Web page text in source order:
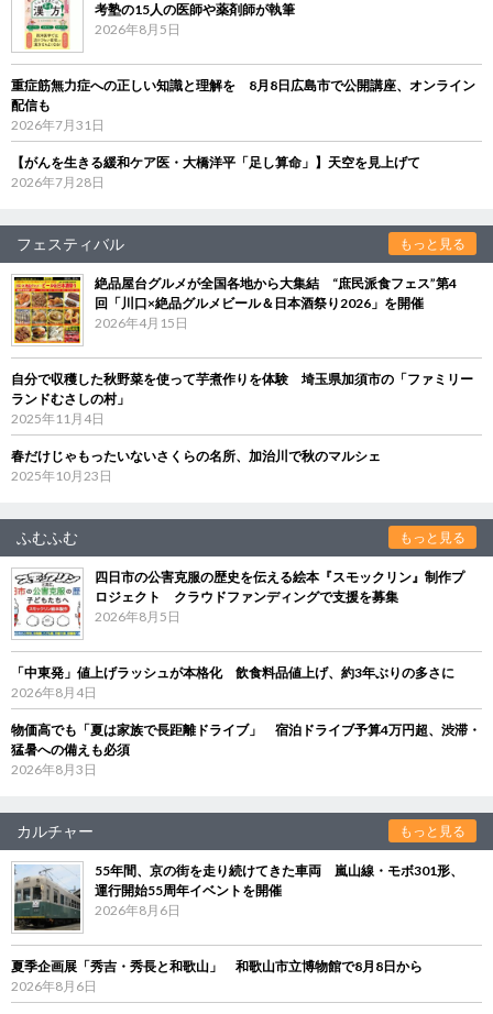
考塾の15人の医師や薬剤師が執筆
2026年8月5日
重症筋無力症への正しい知識と理解を 8月8日広島市で公開講座、オンライン
配信も
2026年7月31日
【がんを生きる緩和ケア医・大橋洋平「足し算命」】天空を見上げて
2026年7月28日
フェスティバル もっと見る
絶品屋台グルメが全国各地から大集結 “庶民派食フェス”第4
回「川口×絶品グルメビール＆日本酒祭り2026」を開催
2026年4月15日
自分で収穫した秋野菜を使って芋煮作りを体験 埼玉県加須市の「ファミリー
ランドむさしの村」
2025年11月4日
春だけじゃもったいないさくらの名所、加治川で秋のマルシェ
2025年10月23日
ふむふむ もっと見る
四日市の公害克服の歴史を伝える絵本『スモックリン』制作プ
ロジェクト クラウドファンディングで支援を募集
2026年8月5日
「中東発」値上げラッシュが本格化 飲食料品値上げ、約3年ぶりの多さに
2026年8月4日
物価高でも「夏は家族で長距離ドライブ」 宿泊ドライブ予算4万円超、渋滞・
猛暑への備えも必須
2026年8月3日
カルチャー もっと見る
55年間、京の街を走り続けてきた車両 嵐山線・モボ301形、
運行開始55周年イベントを開催
2026年8月6日
夏季企画展「秀吉・秀長と和歌山」 和歌山市立博物館で8月8日から
2026年8月6日